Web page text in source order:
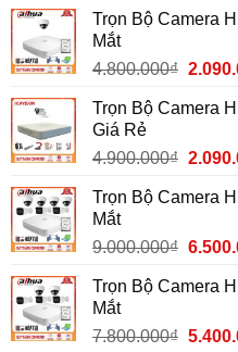
Trọn Bộ Camera
Mắt
4.800.000₫
Trọn Bộ Camera
Giá Rẻ
4.900.000₫
Trọn Bộ Camera
Mắt
9.000.000₫
Trọn Bộ Camera
Mắt
7.800.000₫